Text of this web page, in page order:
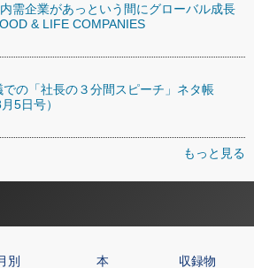
需企業があっという間にグローバル成長
& LIFE COMPANIES
での「社長の３分間スピーチ」ネタ帳
5日号）
もっと見る
別 本 収録物